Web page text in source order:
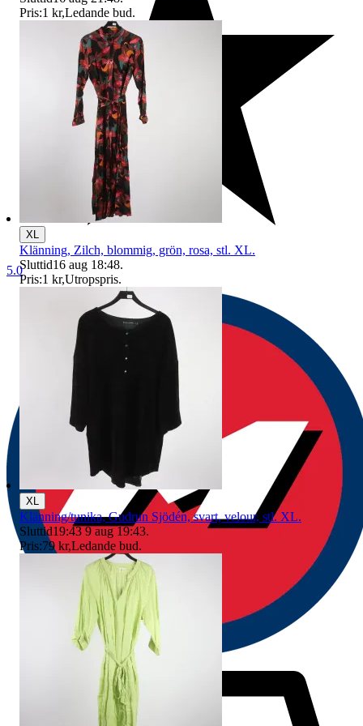
5.0
Pris:1 kr,Ledande bud.
XL
Klänning, Zilch, blommig, grön, rosa, stl. XL.
Sluttid16 aug 18:48.
Pris:1 kr,Utropspris.
XL
Klänning/tunika, Gudrun Sjödén, svart, velour, stl. XL.
Sluttid19:43 9 aug 19:43.
Pris:79 kr,Ledande bud.